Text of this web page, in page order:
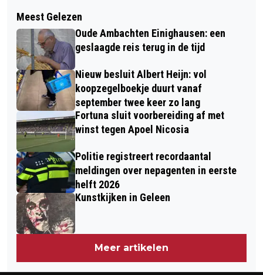
GELAENDER KIRMES BRENGT
ATTRACTIES, STRAATTHEATER EN
KUNST SAMEN IN BINNENSTAD
GELEEN
SNELLE ROUWPOST WORDT EXTRA
DUUR DOOR PRIJSVERHOGING POSTNL
Meest Gelezen
Oude Ambachten Einighausen: een
geslaagde reis terug in de tijd
Nieuw besluit Albert Heijn: vol
koopzegelboekje duurt vanaf
september twee keer zo lang
Fortuna sluit voorbereiding af met
winst tegen Apoel Nicosia
Politie registreert recordaantal
meldingen over nepagenten in eerste
helft 2026
Kunstkijken in Geleen
Meer artikelen